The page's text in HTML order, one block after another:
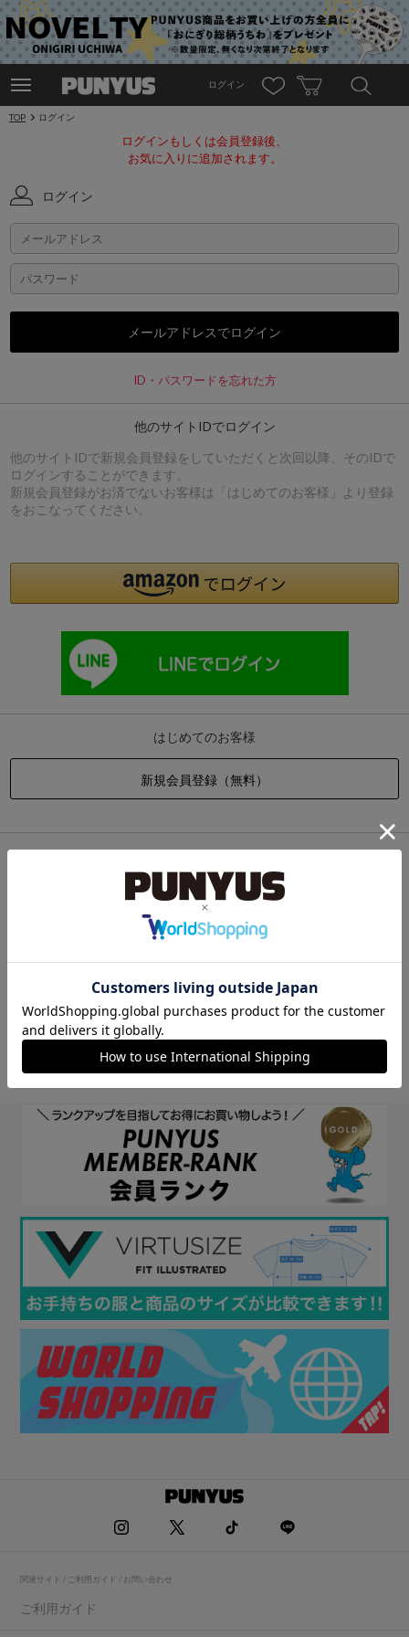
ログイン
TOP ログイン
ログインもしくは会員登録後、
お気に入りに追加されます。
ログイン
ID・パスワードを忘れた方
他のサイトIDでログイン
他のサイトIDで新規会員登録をしていただくと次回以降、そのIDで
ログインすることができます。
新規会員登録がお済でないお客様は「はじめてのお客様」より登録
をおこなってください。
はじめてのお客様
他のサイトIDで新規会員登録をしていただくと次回以降、そのIDで
ログインすることができます。
関連サイト / ご利用ガイド / お問い合わせ
ご利用ガイド